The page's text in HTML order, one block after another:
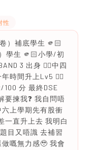
性
）補底學生 🫵🏻
學生 🫵🏻小學/初
3 出身 ❤️‍🔥中四
時間升上Lv5 ❤️‍🔥
分 最終DSE
揀我❓ 我自問唔
上學期先有股衝
一直升上去 我明白
目又唔識 去補習
嘅無力感🥹 我會